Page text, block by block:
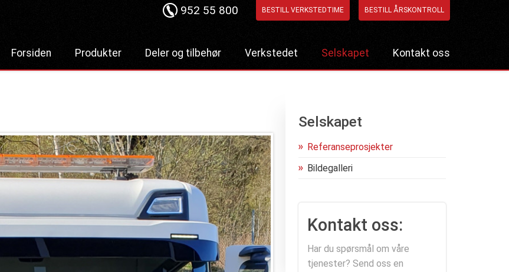
952 55 800 BESTILL VERKSTEDTIME BESTILL ÅRSKONTROLL
Forsiden Produkter
Tipper
Krokløftere
Deler og tilbehør
Stropper
Tømmerbanker
Komponenter
Verkstedet Selskapet Kontakt oss
Selskapet
Referanseprosjekter
Bildegalleri
Kontakt oss:
Har du spørsmål om våre
tjenester? Send oss en